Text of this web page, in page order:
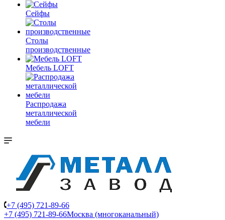
Сейфы
Столы
производственные
Мебель LOFT
Распродажа
металлической
мебели
+7 (495) 721-89-66
+7 (495) 721-89-66Москва (многоканальный)